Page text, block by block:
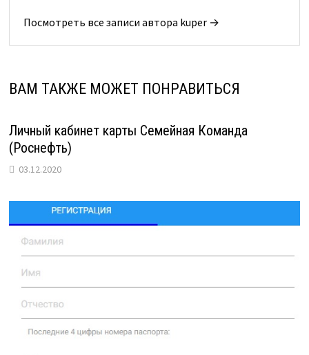
Посмотреть все записи автора kuper →
ВАМ ТАКЖЕ МОЖЕТ ПОНРАВИТЬСЯ
Личный кабинет карты Семейная Команда
(Роснефть)
03.12.2020